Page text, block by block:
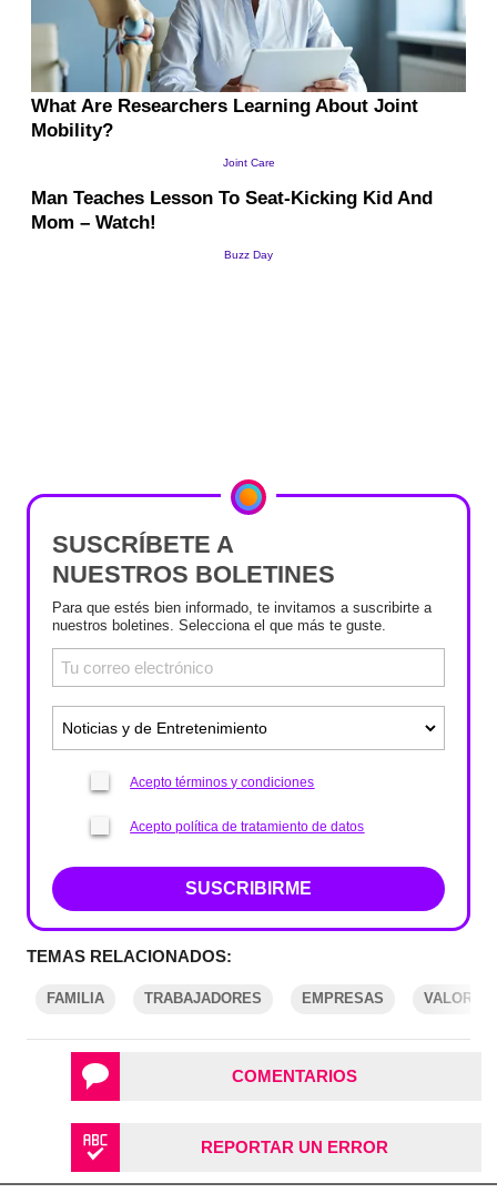
SUSCRÍBETE A
NUESTROS BOLETINES
Para que estés bien informado, te invitamos a suscribirte a
nuestros boletines. Selecciona el que más te guste.
Acepto términos y condiciones
Acepto política de tratamiento de datos
SUSCRIBIRME
TEMAS RELACIONADOS:
FAMILIA TRABAJADORES EMPRESAS VALORA
COMENTARIOS
REPORTAR UN ERROR